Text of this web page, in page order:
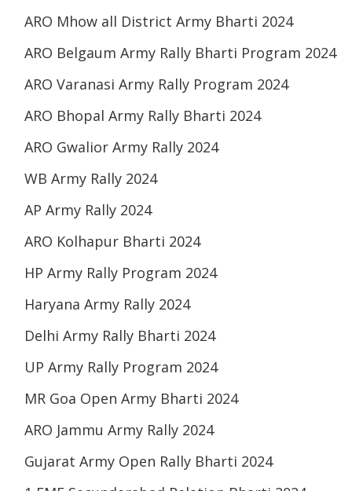
ARO Mhow all District Army Bharti 2024
ARO Belgaum Army Rally Bharti Program 2024
ARO Varanasi Army Rally Program 2024
ARO Bhopal Army Rally Bharti 2024
ARO Gwalior Army Rally 2024
WB Army Rally 2024
AP Army Rally 2024
ARO Kolhapur Bharti 2024
HP Army Rally Program 2024
Haryana Army Rally 2024
Delhi Army Rally Bharti 2024
UP Army Rally Program 2024
MR Goa Open Army Bharti 2024
ARO Jammu Army Rally 2024
Gujarat Army Open Rally Bharti 2024